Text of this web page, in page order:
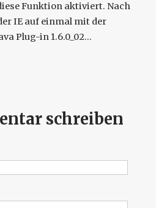
Funktion aktiviert. Nach
IE auf einmal mit der
Plug-in 1.6.0_02...
schreiben